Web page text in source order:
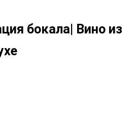
бокала| Вино из